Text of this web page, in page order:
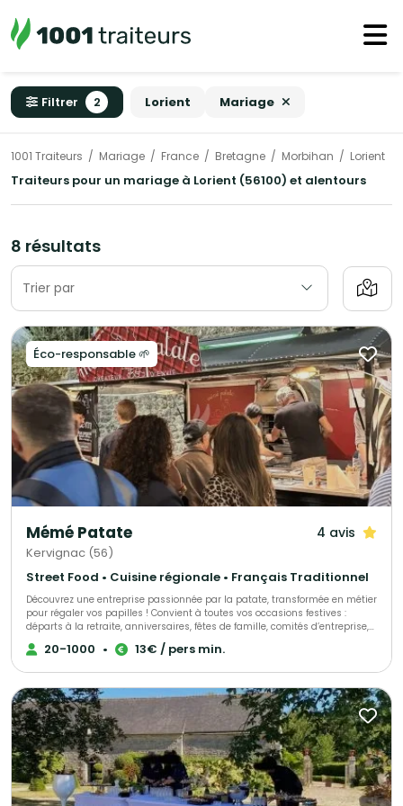
Filtrer 2 Lorient Mariage
1001 Traiteurs Mariage France Bretagne Morbihan Lorient
Traiteurs pour un mariage à Lorient (56100) et alentours
8 résultats
Trier par
Éco-responsable 🌱
Mémé Patate 4 avis
Kervignac (56)
Street Food • Cuisine régionale • Français Traditionnel
Découvrez une entreprise passionnée par la patate, transformée en métier
pour régaler vos papilles ! Convient à toutes vos occasions festives :
départs à la retraite, anniversaires, fêtes de famille, comités d’entreprise,
trocs et puces, kermesses, retours de mariage, et bien d’autres moments
de partage. Spécialisés en restauration traditionnelle, nous préparons des
et chaleureuse, directement chez vous ou dans vos locaux professionnels.
Faites confiance à notre expertise pour une organisation clé en main : de
la préparation au service, nous nous chargeons de tout. Vous n’aurez qu’à
savourer l’instant ! Nos prestations, authentiques et gourmandes, sont
servies avec amour par Mémé, dans une ambiance conviviale et
réconfortante. Nous sommes à votre écoute pour créer des événements
sur mesure, simples, savoureux et sans stress. Votre traiteur local de
confiance pour une expérience gustative unique et mémorable.
20-1000 • 13€ / pers min.